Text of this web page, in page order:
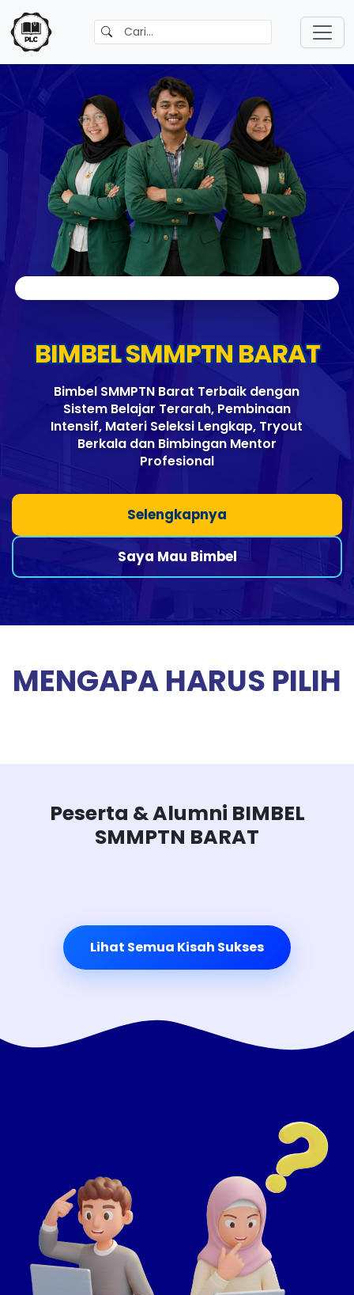
BIMBEL SMMPTN BARAT
Bimbel SMMPTN Barat Terbaik dengan
Sistem Belajar Terarah, Pembinaan
Intensif, Materi Seleksi Lengkap, Tryout
Berkala dan Bimbingan Mentor
Profesional
Selengkapnya
Saya Mau Bimbel
MENGAPA HARUS PILIH
Peserta & Alumni BIMBEL
SMMPTN BARAT
Lihat Semua Kisah Sukses